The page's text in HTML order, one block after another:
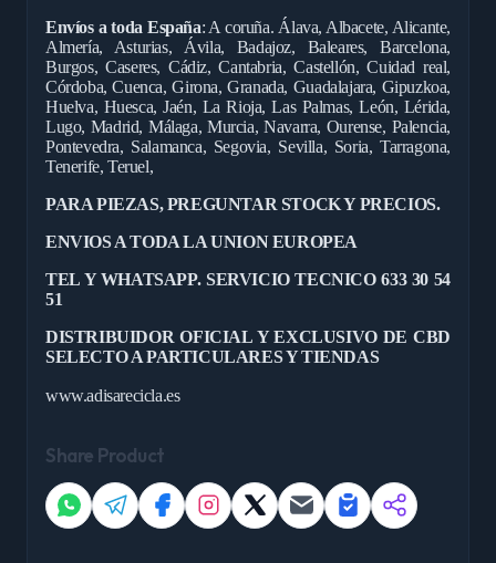
Envíos a toda España: A coruña. Álava, Albacete, Alicante,
Almería, Asturias, Ávila, Badajoz, Baleares, Barcelona,
Burgos, Caseres, Cádiz, Cantabria, Castellón, Cuidad real,
Córdoba, Cuenca, Girona, Granada, Guadalajara, Gipuzkoa,
Huelva, Huesca, Jaén, La Rioja, Las Palmas, León, Lérida,
Lugo, Madrid, Málaga, Murcia, Navarra, Ourense, Palencia,
Pontevedra, Salamanca, Segovia, Sevilla, Soria, Tarragona,
Tenerife, Teruel,
PARA PIEZAS, PREGUNTAR STOCK Y PRECIOS.
ENVIOS A TODA LA UNION EUROPEA
TEL Y WHATSAPP. SERVICIO TECNICO 633 30 54
51
DISTRIBUIDOR OFICIAL Y EXCLUSIVO DE CBD
SELECTO A PARTICULARES Y TIENDAS
www.adisarecicla.es
Share Product